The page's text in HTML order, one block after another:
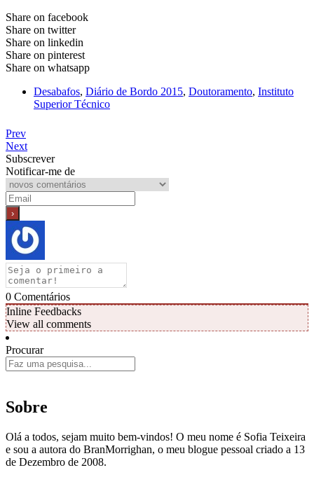
Share on facebook
Share on twitter
Share on linkedin
Share on pinterest
Share on whatsapp
Desabafos, Diário de Bordo 2015, Doutoramento, Instituto
Superior Técnico
Prev
Next
Subscrever
Notificar-me de
0 Comentários
Inline Feedbacks
View all comments
Procurar
Sobre
Olá a todos, sejam muito bem-vindos! O meu nome é Sofia Teixeira
e sou a autora do BranMorrighan, o meu blogue pessoal criado a 13
de Dezembro de 2008.